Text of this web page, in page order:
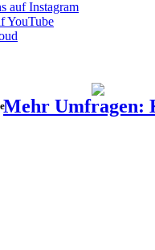
auf Instagram
YouTube
Mehr Umfragen: